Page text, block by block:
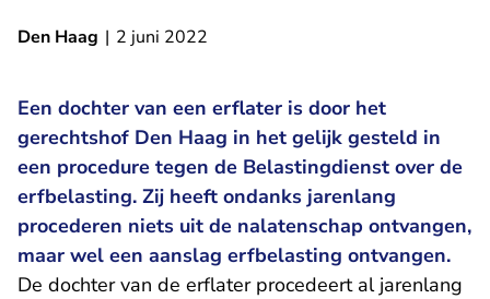
Den Haag | 2 juni 2022
Een dochter van een erflater is door het
gerechtshof Den Haag in het gelijk gesteld in
een procedure tegen de Belastingdienst over de
erfbelasting. Zij heeft ondanks jarenlang
procederen niets uit de nalatenschap ontvangen,
maar wel een aanslag erfbelasting ontvangen.
De dochter van de erflater procedeert al jarenlang